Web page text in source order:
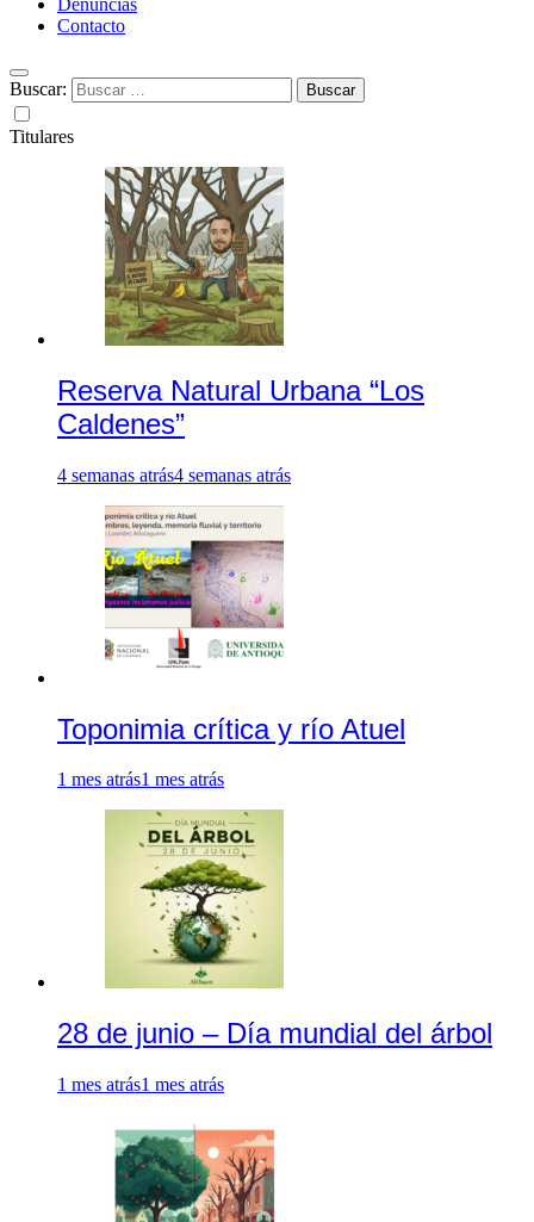
Contacto
Buscar:
Titulares
Reserva Natural Urbana “Los
Caldenes”
4 semanas atrás4 semanas atrás
Toponimia crítica y río Atuel
1 mes atrás1 mes atrás
28 de junio – Día mundial del árbol
1 mes atrás1 mes atrás